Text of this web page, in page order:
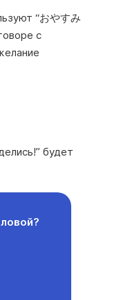
“おやすみ
с
будет